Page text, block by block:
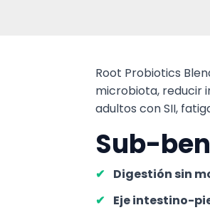
Root Probiotics
microbiota, reducir
adultos con SII,
Sub-
Digestión sin
Eje intestino-